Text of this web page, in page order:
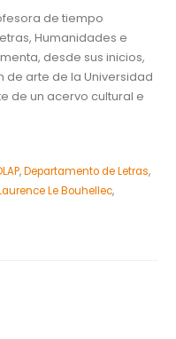
de tiempo
Humanidades e
desde sus inicios,
arte de la Universidad
de un acervo cultural e
,Departamento de Letras,
Le Bouhellec,